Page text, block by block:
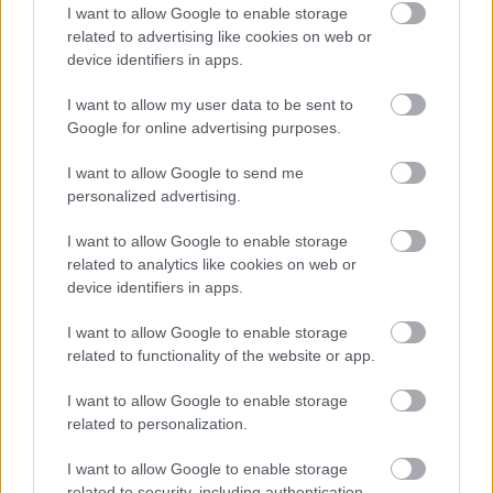
I want to allow Google to enable storage
related to advertising like cookies on web or
device identifiers in apps.
I want to allow my user data to be sent to
Google for online advertising purposes.
I want to allow Google to send me
personalized advertising.
I want to allow Google to enable storage
related to analytics like cookies on web or
device identifiers in apps.
I want to allow Google to enable storage
related to functionality of the website or app.
I want to allow Google to enable storage
related to personalization.
I want to allow Google to enable storage
United
Croke Park, Dublin
2026-08-12 20:30
2 nap 8 óra 59 perc 17 másodperc
AC Milan Manchester United 2026-08-15 18:00
ELŐZŐ MÉRKŐZÉSEK
Támogatás
a ManUtdFanatics.hu működését!